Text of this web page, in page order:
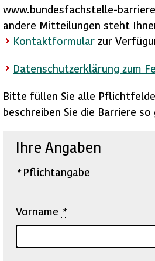
www.bundesfachstelle-
andere Mitteilungen steht
Kontaktformular zur
Datenschutzerklärung zum
Bitte füllen Sie alle
beschreiben Sie die Barriere
Ihre Angaben
*Pflichtangabe
Vorname *